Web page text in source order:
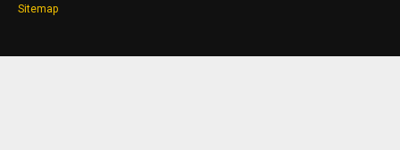
Sitemap